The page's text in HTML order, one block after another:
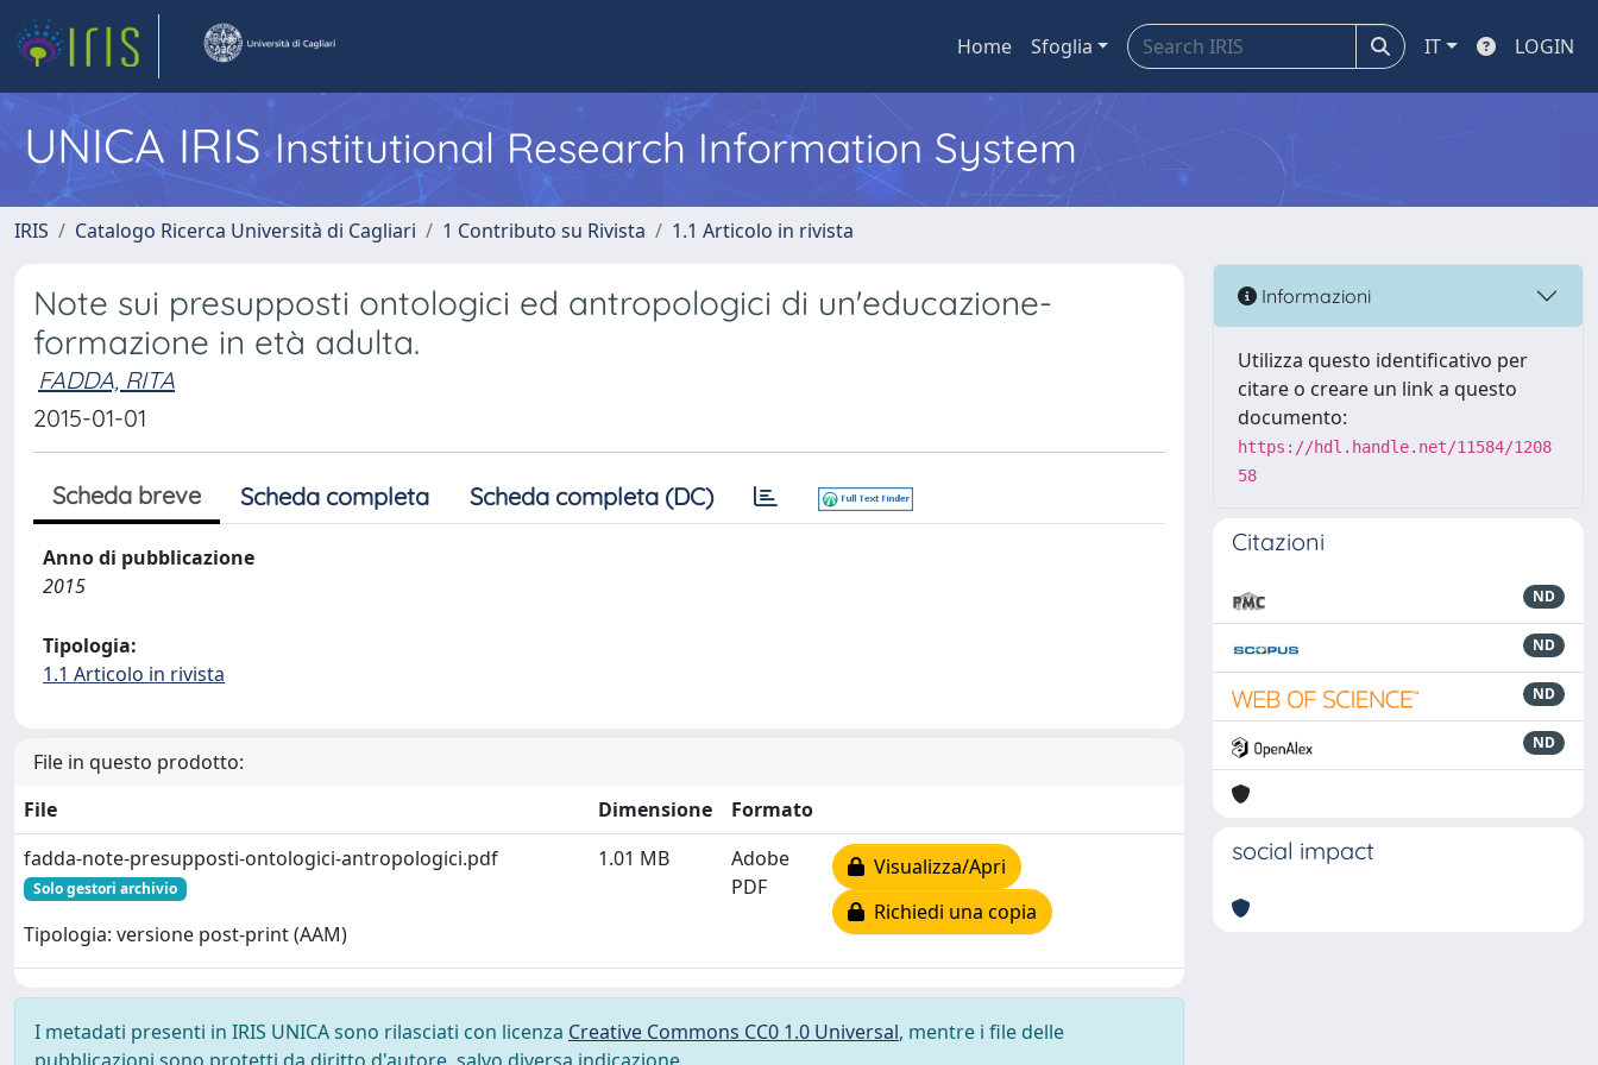
Home Sfoglia IT LOGIN
UNICA IRISInstitutional Research Information System
IRIS Catalogo Ricerca Università di Cagliari 1 Contributo su Rivista 1.1 Articolo in rivista
Note sui presupposti ontologici ed antropologici di un'educazione-
formazione in età adulta.
FADDA, RITA
2015-01-01
Scheda breve Scheda completa Scheda completa (DC)
Anno di pubblicazione
2015
Tipologia:
1.1 Articolo in rivista
File in questo prodotto:
File
Dimensione
Formato
fadda-note-presupposti-ontologici-antropologici.pdf
Solo gestori archivio
Tipologia: versione post-print (AAM)
1.01 MB
Adobe
PDF
Visualizza/Apri
Richiedi una copia
I metadati presenti in IRIS UNICA sono rilasciati con licenza Creative Commons CC0 1.0 Universal, mentre i file delle
Informazioni
Utilizza questo identificativo per
citare o creare un link a questo
documento:
https://hdl.handle.net/11584/1208
58
Citazioni
ND
ND
ND
ND
social impact